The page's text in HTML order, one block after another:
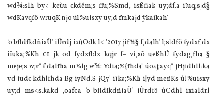
wd¾:slh by< keùu ckdêm;s ffu;%Smd, isßfiak uy;df.a iïuq;sjd§
wdKavqfõ wruqK njo úl%uisxy uy;d fmkajd ÿkafkah'
‘o bfldfkdñiaÜ’ iÛrdj ixúOdk l< ‘2017 jif¾§ f,dalh’ l;sldfõ fydxfldx
iïuka;%Kh 01 jk od fydxfldx kqjr f– ví,sõ ueßhÜ fydag,fha §
meje;s w;r" f,dalfha m%lg w¾: Ydia;%{fhda" úoaj;ayq" jHjidhlhka
yd iudc kdhlfhda Bg iyNd.S jQy' iïka;%Kh i|yd meñKs úl%uisxy
uy;d ms<s.kakd ,oafoa ‘o bfldfkdñiaÜ’ iÛrdfõ úOdhl ixialdrl